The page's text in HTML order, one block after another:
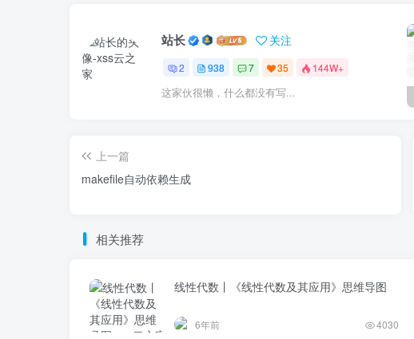
站长 关注
2 938 7 35 144W+
这家伙很懒，什么都没有写...
上一篇
makefile自动依赖生成
相关推荐
线性代数丨《线性代数及其应用》思维导图
6年前 4030